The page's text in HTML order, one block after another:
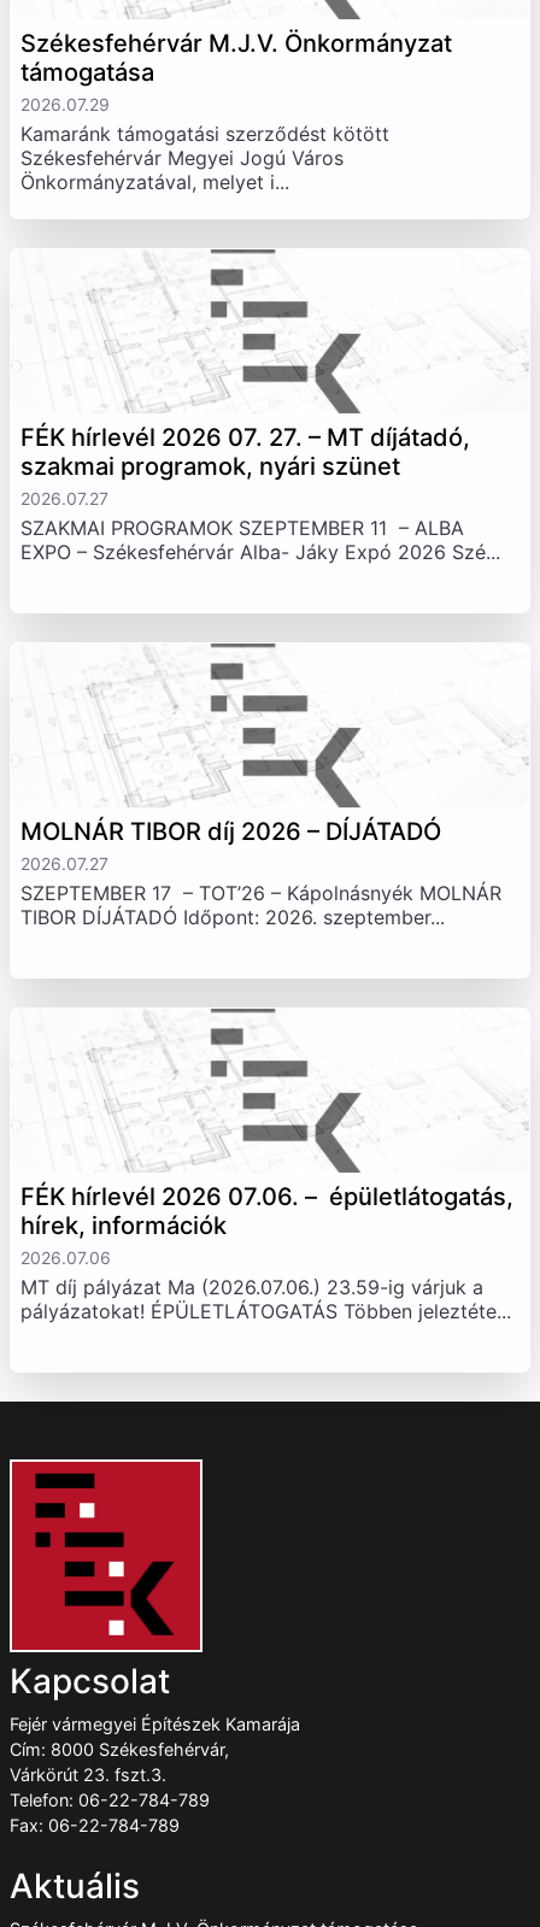
Székesfehérvár M.J.V. Önkormányzat
támogatása
2026.07.29
Kamaránk támogatási szerződést kötött
Székesfehérvár Megyei Jogú Város
Önkormányzatával, melyet i...
FÉK hírlevél 2026 07. 27. – MT díjátadó,
szakmai programok, nyári szünet
2026.07.27
SZAKMAI PROGRAMOK SZEPTEMBER 11 – ALBA
EXPO – Székesfehérvár Alba- Jáky Expó 2026 Szé...
MOLNÁR TIBOR díj 2026 – DÍJÁTADÓ
2026.07.27
SZEPTEMBER 17 – TOT’26 – Kápolnásnyék MOLNÁR
TIBOR DÍJÁTADÓ Időpont: 2026. szeptember...
FÉK hírlevél 2026 07.06. – épületlátogatás,
hírek, információk
2026.07.06
MT díj pályázat Ma (2026.07.06.) 23.59-ig várjuk a
pályázatokat! ÉPÜLETLÁTOGATÁS Többen jeleztéte...
Kapcsolat
Fejér vármegyei Építészek Kamarája
Cím: 8000 Székesfehérvár,
Várkörút 23. fszt.3.
Telefon: 06-22-784-789
Fax: 06-22-784-789
Aktuális